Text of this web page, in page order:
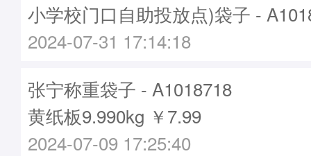
小学校门口自助投放点)袋子 -
2024-07-31 17:14:18
张宁称重袋子 - A1018718
黄纸板9.990kg ￥7.99
2024-07-09 17:25:40